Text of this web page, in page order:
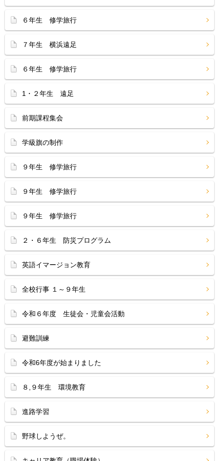
６年生 修学旅行
７年生 横浜遠足
６年生 修学旅行
1・２年生 遠足
前期課程集会
学級旗の制作
９年生 修学旅行
９年生 修学旅行
９年生 修学旅行
２・６年生 防災プログラム
英語イマージョン教育
全校行事 １～９年生
令和６年度 生徒会・児童会活動
避難訓練
令和6年度が始まりました
８,９年生 環境教育
進路学習
野球しようぜ。